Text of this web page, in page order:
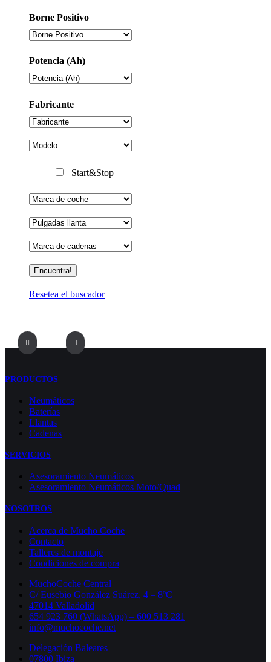
Borne Positivo
Potencia (Ah)
Fabricante
Start&Stop
Resetea el buscador
PRODUCTOS
Neumáticos
Baterías
Llantas
Cadenas
SERVICIOS
Asesoramiento Neumáticos
Asesoramiento Neumáticos Moto/Quad
NOSOTROS
Acerca de Mucho Coche
Contacto
Talleres de montaje
Condiciones de compra
MuchoCoche Central
C/ Eusebio González Suárez, 4 – 8ºC
47014 Valladolid
654 923 760 (WhatsApp) – 600 513 281
info@muchocoche.net
Delegación Baleares
07800 Ibiza